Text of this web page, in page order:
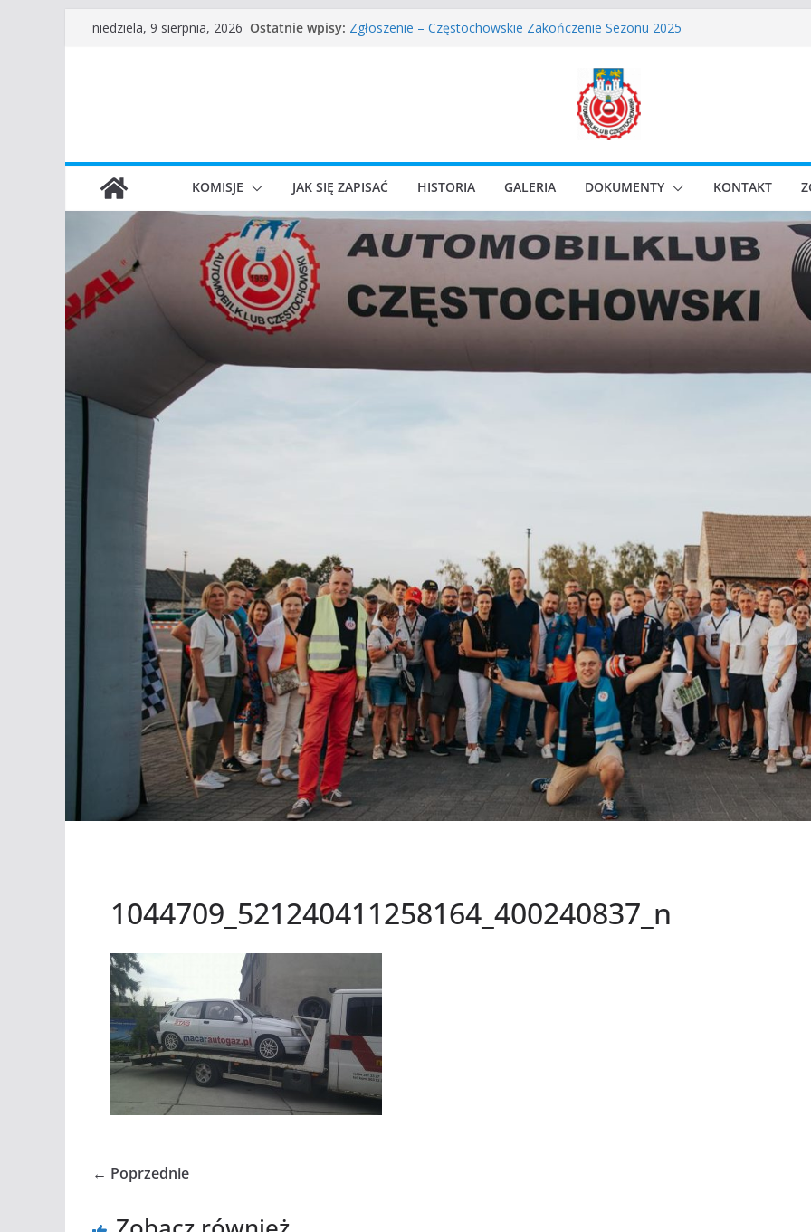
Przejdźniedziela, 9 sierpnia, 2026 Ostatnie wpisy: Częstochowskie Rozpoczęcie Sezonu 2026
Zgłoszenie – Częstochowskie Zakończenie Sezonu 2025
I Gliwicki Classic Sprint o Puchar Prezydenta Miasta Gliwice
KOMISJE JAK SIĘ ZAPISAĆ HISTORIA GALERIA DOKUMENTY KONTAKT
1044709_521240411258164_400240837_n
← Poprzednie